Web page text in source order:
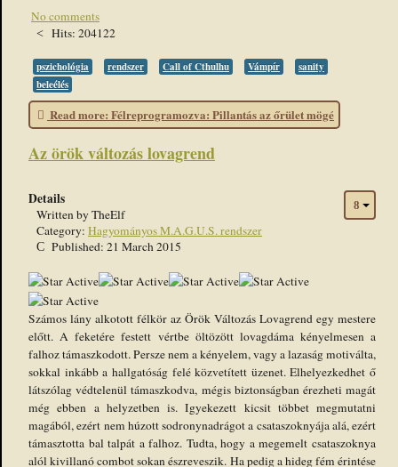
No comments
Hits: 204122
pszichológia rendszer Call of Cthulhu Vámpír
sanity
beleélés
Read more: Félreprogramozva: Pillantás az őrület mögé
Az örök változás lovagrend
Details
Written byTheElf
Category: Hagyományos M.A.G.U.S. rendszer
Published: 21 March 2015
User
Rating:5/5
Számos lány alkotott félkör az Örök Változás Lovagrend egy mestere
előtt. A feketére festett vértbe öltözött lovagdáma kényelmesen a
falhoz támaszkodott. Persze nem a kényelem, vagy a lazaság motiválta,
sokkal inkább a hallgatóság felé közvetített üzenet. Elhelyezkedhet ő
látszólag védtelenül támaszkodva, mégis biztonságban érezheti magát
még ebben a helyzetben is. Igyekezett kicsit többet megmutatni
magából, ezért nem húzott sodronynadrágot a csataszoknyája alá, ezért
támasztotta bal talpát a falhoz. Tudta, hogy a megemelt csataszoknya
alól kivillanó combot sokan észreveszik. Ha pedig a hideg fém érintése